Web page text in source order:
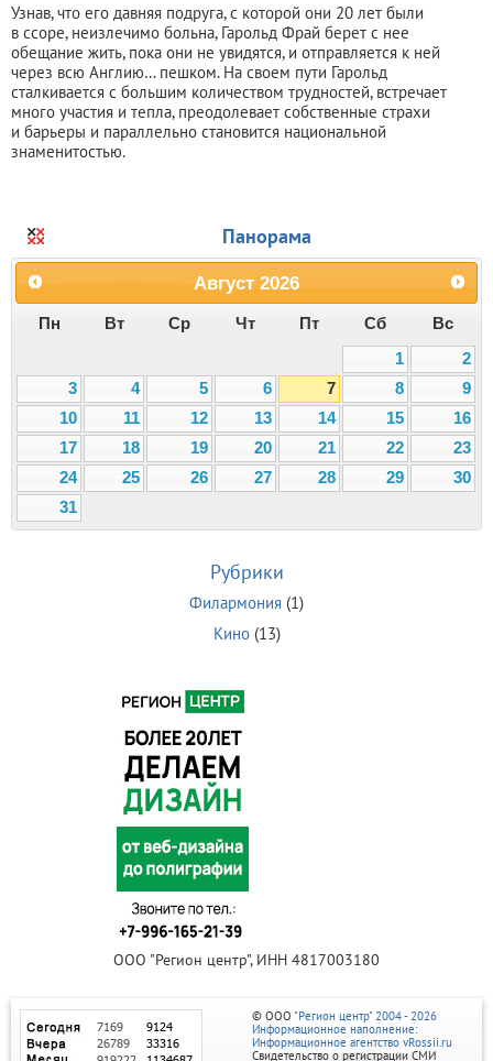
Узнав, что его давняя подруга, с которой они 20 лет были
в ссоре, неизлечимо больна, Гарольд Фрай берет с нее
обещание жить, пока они не увидятся, и отправляется к ней
через всю Англию… пешком. На своем пути Гарольд
сталкивается с большим количеством трудностей, встречает
много участия и тепла, преодолевает собственные страхи
и барьеры и параллельно становится национальной
знаменитостью.
Панорама
Август 2026
Пн Вт Ср Чт Пт Сб
Вс
1
2
3
4 5 6 7 8
9
10
11 12 13 14 15
16
17
18 19 20 21 22
23
24
25 26 27 28 29
30
31
Рубрики
Филармония (1)
Кино(13)
ООО "Регион центр", ИНН 4817003180
© ООО "Регион центр" 2004 - 2026
Информационное наполнение:
Информационное агентство vRossii.ru
Свидетельство о регистрации СМИ